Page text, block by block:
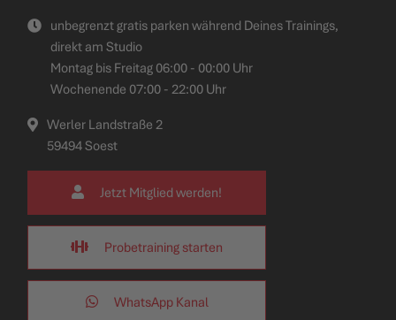
unbegrenzt gratis parken während Deines Trainings,
direkt am Studio
Montag bis Freitag 06:00 - 00:00 Uhr
Wochenende 07:00 - 22:00 Uhr
Werler Landstraße 2
59494 Soest
Jetzt Mitglied werden!
Probetraining starten
WhatsApp Kanal